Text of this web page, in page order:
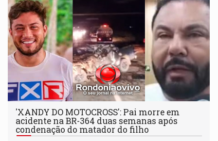
'XANDY DO MOTOCROSS': Pai morre em
acidente na BR-364 duas semanas após
condenação do matador do filho